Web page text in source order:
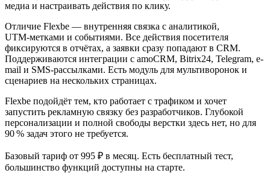
медиа и настраивать действия по клику.
Отличие Flexbe — внутренняя связка с аналитикой,
UTM‑метками и событиями. Все действия посетителя
фиксируются в отчётах, а заявки сразу попадают в CRM.
Поддерживаются интеграции с amoCRM, Bitrix24, Telegram, e-
mail и SMS‑рассылками. Есть модуль для мультиворонок и
сценариев на нескольких страницах.
Flexbe подойдёт тем, кто работает с трафиком и хочет
запустить рекламную связку без разработчиков. Глубокой
персонализации и полной свободы верстки здесь нет, но для
90 % задач этого не требуется.
Базовый тариф от 995 ₽ в месяц. Есть бесплатный тест,
большинство функций доступны на старте.